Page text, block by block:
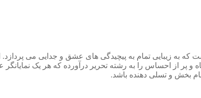
که به زیبایی تمام به پیچیدگی‌ های عشق و جدایی می‌
بخش و تسلی‌ دهنده باشد.